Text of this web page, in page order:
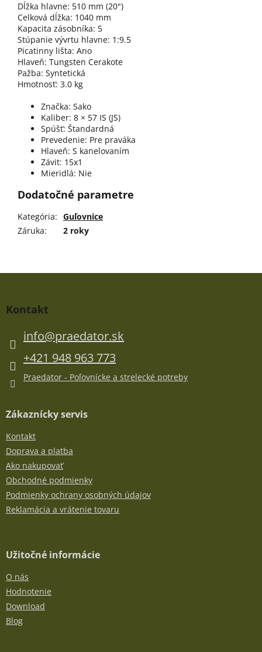
Dĺžka hlavne: 510 mm (20")
Celková dĺžka: 1040 mm
Kapacita zásobníka: 5
Stúpanie vývrtu hlavne: 1:9.5
Picatinny lišta: Ano
Hlaveň: Tungsten Cerakote
Pažba: Syntetická
Hmotnosť: 3.0 kg
Značka: Sako
Kaliber: 8 × 57 IS (JS)
Spúšť: Štandardná
Prevedenie: Pre praváka
Hlaveň: S kanelovaním
Závit: 15x1
Mieridlá: Nie
Dodatočné parametre
Kategória: Guľovnice
Záruka: 2 roky
Kontakt
info@praedator.sk
+421 948 963 773
Praedator - Poľovnícke a strelecké potreby
Zákaznícky servis
Kontakt
Doprava a platba
Ako nakupovať
Obchodné podmienky
Podmienky ochrany osobných údajov
Reklamácia a vrátenie tovaru
Užitočné informácie
O nás
Hodnotenie
Download
Blog